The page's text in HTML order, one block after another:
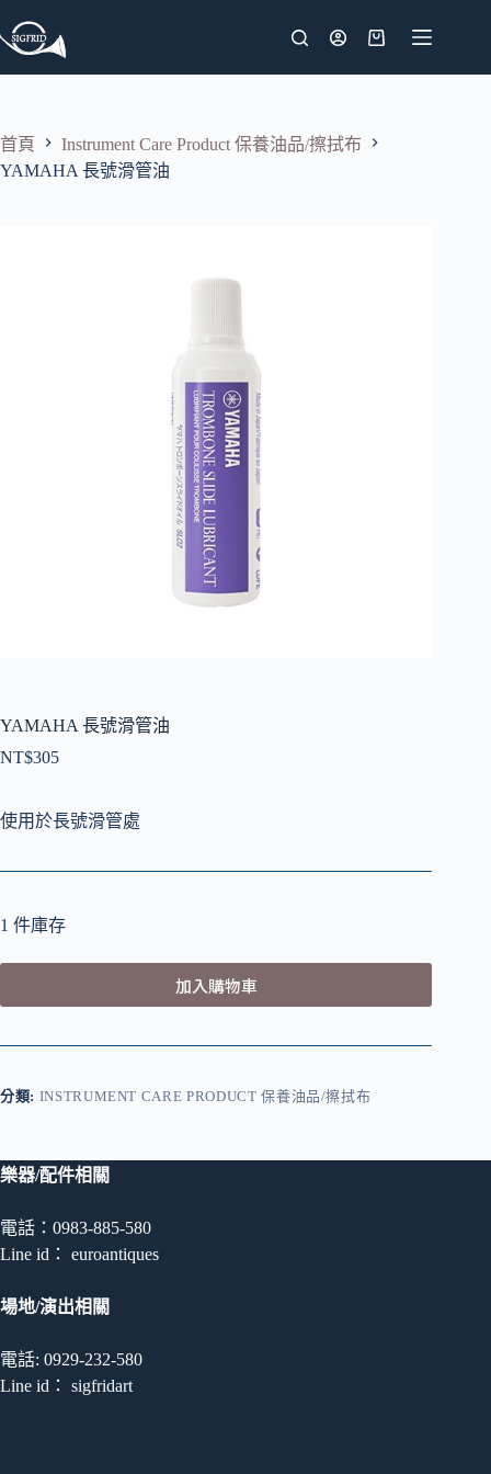
至
容
購
物
首頁
Instrument Care Product 保養油品/擦拭布
YAMAHA 長號滑管油
YAMAHA 長號滑管油
NT$305
使用於長號滑管處
1 件庫存
加入購物車
分類: INSTRUMENT CARE PRODUCT 保養油品/擦拭布
樂器/配件相關
電話：0983-885-580
Line id： euroantiques
場地/演出相關
電話: 0929-232-580
Line id： sigfridart